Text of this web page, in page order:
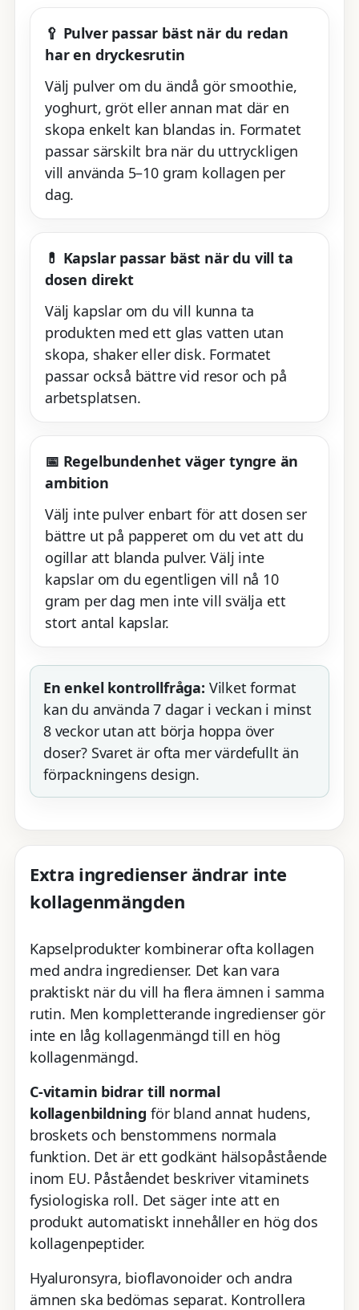
🥄 Pulver passar bäst när du redan
har en dryckesrutin
Välj pulver om du ändå gör smoothie,
yoghurt, gröt eller annan mat där en
skopa enkelt kan blandas in. Formatet
passar särskilt bra när du uttryckligen
vill använda 5–10 gram kollagen per
dag.
💊 Kapslar passar bäst när du vill ta
dosen direkt
Välj kapslar om du vill kunna ta
produkten med ett glas vatten utan
skopa, shaker eller disk. Formatet
passar också bättre vid resor och på
arbetsplatsen.
📅 Regelbundenhet väger tyngre än
ambition
Välj inte pulver enbart för att dosen ser
bättre ut på papperet om du vet att du
ogillar att blanda pulver. Välj inte
kapslar om du egentligen vill nå 10
gram per dag men inte vill svälja ett
stort antal kapslar.
En enkel kontrollfråga: Vilket format
kan du använda 7 dagar i veckan i minst
8 veckor utan att börja hoppa över
doser? Svaret är ofta mer värdefullt än
förpackningens design.
Extra ingredienser ändrar inte
kollagenmängden
Kapselprodukter kombinerar ofta kollagen
med andra ingredienser. Det kan vara
praktiskt när du vill ha flera ämnen i samma
rutin. Men kompletterande ingredienser gör
inte en låg kollagenmängd till en hög
kollagenmängd.
C-vitamin bidrar till normal
kollagenbildning för bland annat hudens,
broskets och benstommens normala
funktion. Det är ett godkänt hälsopåstående
inom EU. Påståendet beskriver vitaminets
fysiologiska roll. Det säger inte att en
produkt automatiskt innehåller en hög dos
kollagenpeptider.
Hyaluronsyra, bioflavonoider och andra
ämnen ska bedömas separat. Kontrollera